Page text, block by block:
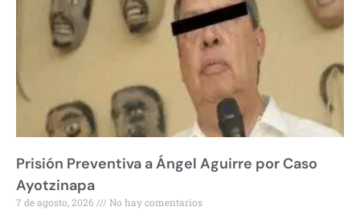
Prisión Preventiva a Ángel Aguirre por Caso
Ayotzinapa
7 de agosto, 2026 No hay comentarios